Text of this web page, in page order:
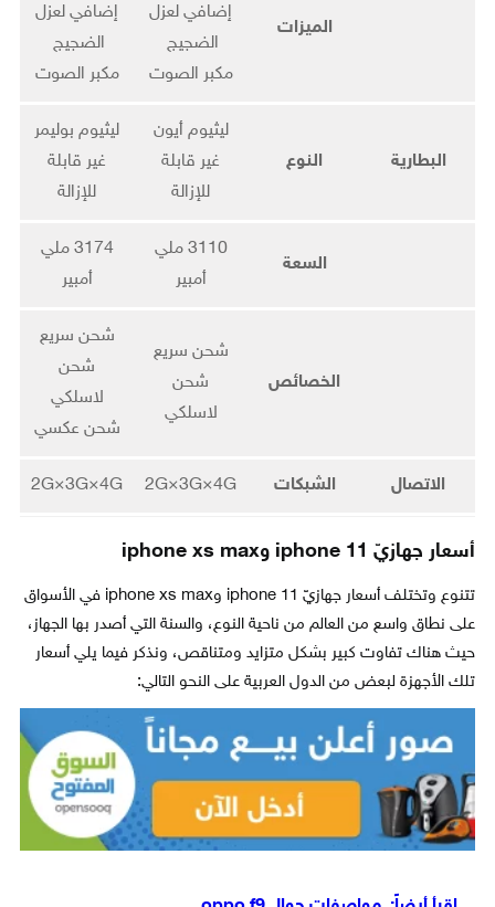
الميزات
إضافي لعزل
الضجيج
مكبر الصوت
إضافي لعزل
الضجيج
مكبر الصوت
البطارية النوع
ليثيوم أيون
غير قابلة
للإزالة
ليثيوم بوليمر
غير قابلة
للإزالة
السعة
3110 ملي
أمبير
3174 ملي
أمبير
الخصائص
شحن سريع
شحن
لاسلكي
شحن سريع
شحن
لاسلكي
شحن عكسي
الاتصال الشبكات 2G×3G×4G
2G×3G×4G
أسعار جهازيّ iphone 11 وiphone xs max
تتنوع وتختلف أسعار جهازيّ iphone 11 وiphone xs max في الأسواق
على نطاق واسع من العالم من ناحية النوع، والسنة التي أصدر بها الجهاز،
حيث هناك تفاوت كبير بشكل متزايد ومتناقص، ونذكر فيما يلي أسعار
تلك الأجهزة لبعض من الدول العربية على النحو التالي: